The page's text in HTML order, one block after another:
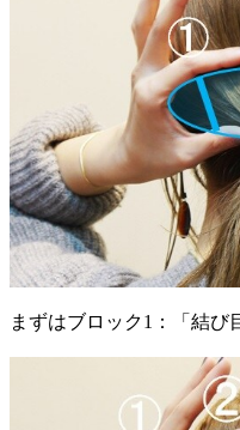
まずはブロック1：「結び